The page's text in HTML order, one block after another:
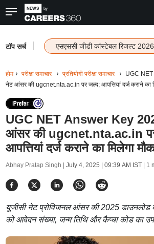
टॉप सर्च एसएससी जीडी कांस्टेबल रिजल्ट
होम परीक्षा समाचार प्रतियोगी परीक्षा समाचार
UGC
नेट आंसर की ugcnet.nta.ac.in पर जल्द; आपत्तियां दर्ज कराने का
UGC NET Answer Key
आंसर की ugcnet.nta.ac.in
आपत्तियां दर्ज कराने का मिलेगा
Abhay Pratap Singh | July 4, 2025 | 09:39 AM IST| 1
यूजीसी नेट प्रोविजनल आंसर की 2025 डाउनलोड
को आवेदन संख्या, जन्म तिथि और कैप्चा कोड का